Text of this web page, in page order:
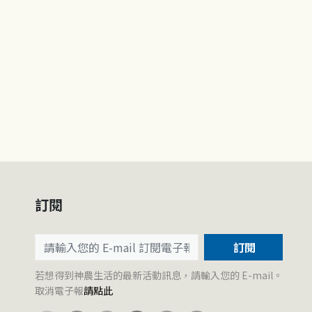
訂閱
訂閱
若想得到神農生活的最新活動訊息，請輸入您的 E-mail。
取消電子報請點此